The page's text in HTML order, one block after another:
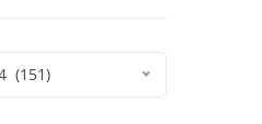
(151)